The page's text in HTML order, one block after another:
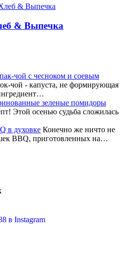
& Выпечка
чой с чесноком и соевым
чой - капуста, не формирующая
зеленые помидоры
Этой осенью судьба сложилась
в духовке Конечно же ничто не
BBQ, приготовленных на…